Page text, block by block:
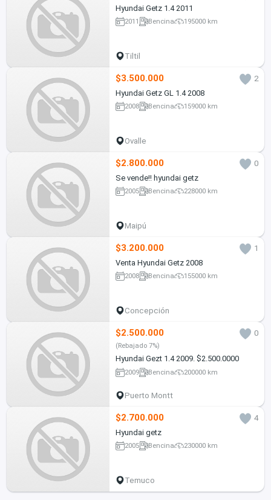
Hyundai Getz 1.4 2011
2011 Bencina 195000 km
Tiltil
$3.500.000
2
Hyundai Getz GL 1.4 2008
2008 Bencina 159000 km
Ovalle
$2.800.000
0
Se vende!! hyundai getz
2005 Bencina 228000 km
Maipú
$3.200.000
1
Venta Hyundai Getz 2008
2008 Bencina 155000 km
Concepción
$2.500.000 0
(Rebajado 7%)
Hyundai Gezt 1.4 2009. $2.500.0000
2009 Bencina 200000 km
Puerto Montt
$2.700.000
4
Hyundai getz
2005 Bencina 230000 km
Temuco